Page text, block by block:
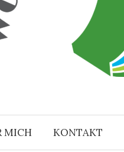
MICH KONTAKT